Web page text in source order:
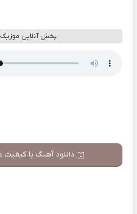
پخش آنلاین موزیک
دانلود آهنگ با کیفیت